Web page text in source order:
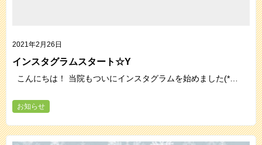
2021年2月26日
インスタグラムスタート☆Y
こんにちは！ 当院もついにインスタグラムを始めました(*…
お知らせ